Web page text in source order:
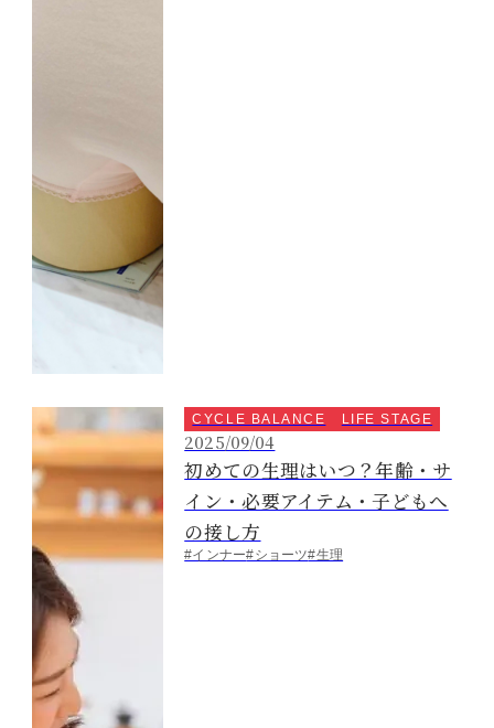
CYCLE BALANCE LIFE STAGE
2025/09/04
初めての生理はいつ？年齢・サ
イン・必要アイテム・子どもへ
の接し方
#インナー#ショーツ#生理